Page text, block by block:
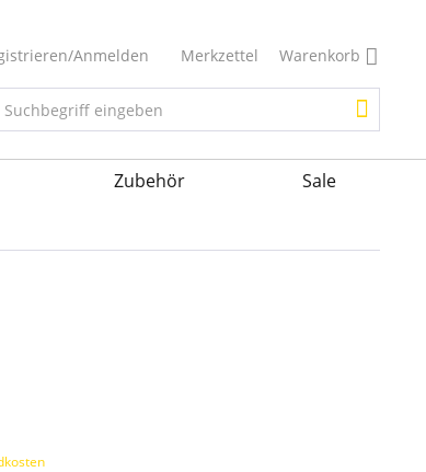
Anmelden Merkzettel Warenkorb
Zubehör Sale